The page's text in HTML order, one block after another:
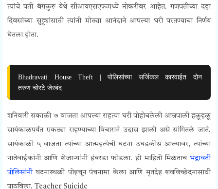
त्यांचे पती बंगळुरू येथे सीआयएसएफमध्ये नोकरीवर आहेत. गणपतीच्या दहा
दिवसांच्या सुट्ट्यांसाठी त्यांनी मोठ्या आनंदाने आपल्या घरी परतण्याचा निर्णय
घेतला होता.
Bhadravati House Theft | पोलिसांच्या सर्जिकल कारवाईत दोन
तरुण चोरटे जेरबंद
शनिवारी सकाळी ७ वाजता आपल्या राहत्या घरी पोहोचलेली आम्रपाली हळूहळू
सायंकाळपर्यंत एकट्या राहण्याच्या विचाराने उदास झाली असे सांगितले जाते.
सायंकाळी ५ वाजता त्यांच्या आत्महत्येची घटना उघडकीस आल्यावर, त्यांच्या
नातेवाईकांनी आणि शेजाऱ्यांनी हंबरडा फोडला. ही माहिती मिळताच भद्रावती
पोलिसांनीघटनास्थळी पोहचून पंचनामा केला आणि मृतदेह शवविच्छेदनासाठी
पाठविला. Teacher Suicide